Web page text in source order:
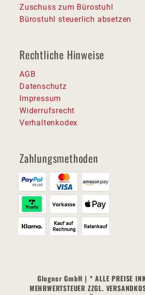
Zuschuss zum Bürostuhl
Bürostuhl steuerlich absetzen
Rechtliche Hinweise
AGB
Datenschutz
Impressum
Widerrufsrecht
Verhaltenkodex
Zahlungsmethoden
Glogner GmbH | * ALLE PREISE
MEHRWERTSTEUER ZZGL.